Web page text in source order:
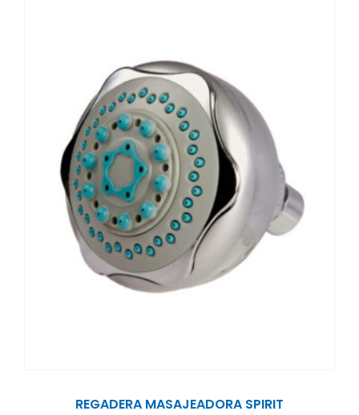
REGADERA MASAJEADORA SPIRIT